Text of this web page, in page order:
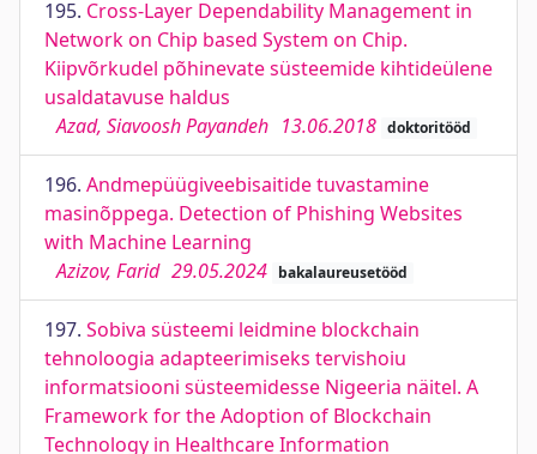
195. Cross-Layer Dependability Management in
Network on Chip based System on Chip.
Kiipvõrkudel põhinevate süsteemide kihtideülene
usaldatavuse haldus
Azad, Siavoosh Payandeh 13.06.2018 doktoritööd
196. Andmepüügiveebisaitide tuvastamine
masinõppega. Detection of Phishing Websites
with Machine Learning
Azizov, Farid 29.05.2024 bakalaureusetööd
197. Sobiva süsteemi leidmine blockchain
tehnoloogia adapteerimiseks tervishoiu
informatsiooni süsteemidesse Nigeeria näitel. A
Framework for the Adoption of Blockchain
Technology in Healthcare Information